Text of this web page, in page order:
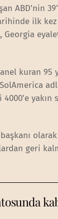
ABD’nin
ilk
Georgia
kuran 95
yakın
geri